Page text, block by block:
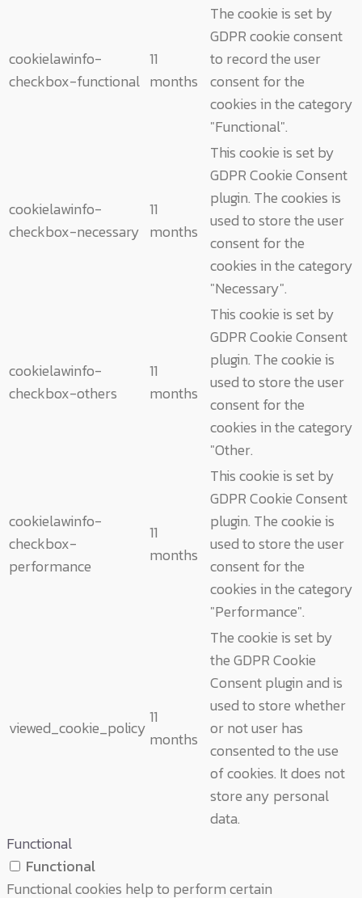
cookielawinfo-
checkbox-functional
11
months
The cookie is set by
GDPR cookie consent
to record the user
consent for the
cookies in the category
"Functional".
cookielawinfo-
checkbox-necessary
11
months
This cookie is set by
GDPR Cookie Consent
plugin. The cookies is
used to store the user
consent for the
cookies in the category
"Necessary".
cookielawinfo-
checkbox-others
11
months
This cookie is set by
GDPR Cookie Consent
plugin. The cookie is
used to store the user
consent for the
cookies in the category
"Other.
cookielawinfo-
checkbox-
performance
11
months
This cookie is set by
GDPR Cookie Consent
plugin. The cookie is
used to store the user
consent for the
cookies in the category
"Performance".
viewed_cookie_policy
11
months
The cookie is set by
the GDPR Cookie
Consent plugin and is
used to store whether
or not user has
consented to the use
of cookies. It does not
store any personal
data.
Functional
Functional
Functional cookies help to perform certain